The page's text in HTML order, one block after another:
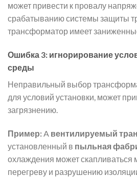
может привести к провалу
срабатыванию системы защиты
трансформатор имеет
Ошибка 3: игнорирование
среды
Неправильный выбор
для условий установки, может
загрязнению.
Пример: A вентилируемый
установленный в пыльная
охлаждения может скапливаться
перегреву и разрушению